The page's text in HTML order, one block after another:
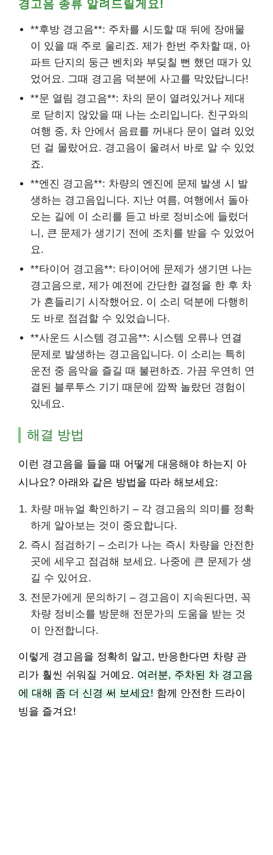
경고음 종류 알려드릴게요!
**후방 경고음**: 주차를 시도할 때 뒤에 장애물
이 있을 때 주로 울리죠. 제가 한번 주차할 때, 아
파트 단지의 둥근 벤치와 부딪칠 뻔 했던 때가 있
었어요. 그때 경고음 덕분에 사고를 막았답니다!
**문 열림 경고음**: 차의 문이 열려있거나 제대
로 닫히지 않았을 때 나는 소리입니다. 친구와의
여행 중, 차 안에서 음료를 꺼내다 문이 열려 있었
던 걸 몰랐어요. 경고음이 울려서 바로 알 수 있었
죠.
**엔진 경고음**: 차량의 엔진에 문제 발생 시 발
생하는 경고음입니다. 지난 여름, 여행에서 돌아
오는 길에 이 소리를 듣고 바로 정비소에 들렀더
니, 큰 문제가 생기기 전에 조치를 받을 수 있었어
요.
**타이어 경고음**: 타이어에 문제가 생기면 나는
경고음으로, 제가 예전에 간단한 결정을 한 후 차
가 흔들리기 시작했어요. 이 소리 덕분에 다행히
도 바로 점검할 수 있었습니다.
**사운드 시스템 경고음**: 시스템 오류나 연결
문제로 발생하는 경고음입니다. 이 소리는 특히
운전 중 음악을 즐길 때 불편하죠. 가끔 우연히 연
결된 블루투스 기기 때문에 깜짝 놀랐던 경험이
있네요.
해결 방법
이런 경고음을 들을 때 어떻게 대응해야 하는지 아
시나요? 아래와 같은 방법을 따라 해보세요:
차량 매뉴얼 확인하기 – 각 경고음의 의미를 정확
하게 알아보는 것이 중요합니다.
즉시 점검하기 – 소리가 나는 즉시 차량을 안전한
곳에 세우고 점검해 보세요. 나중에 큰 문제가 생
길 수 있어요.
전문가에게 문의하기 – 경고음이 지속된다면, 꼭
차량 정비소를 방문해 전문가의 도움을 받는 것
이 안전합니다.
이렇게 경고음을 정확히 알고, 반응한다면 차량 관
리가 훨씬 쉬워질 거예요. 여러분, 주차된 차 경고음
에 대해 좀 더 신경 써 보세요! 함께 안전한 드라이
빙을 즐겨요!